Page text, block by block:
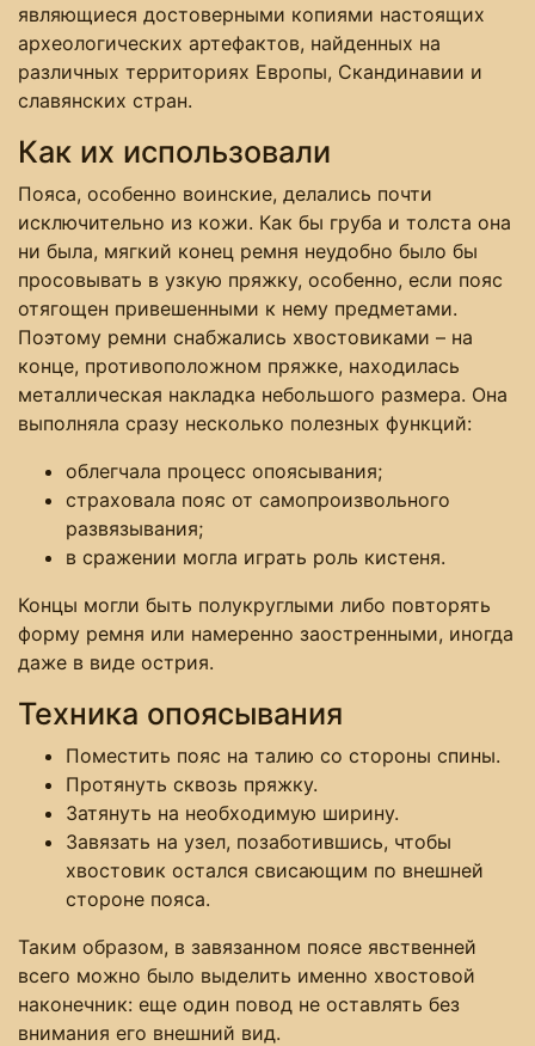
являющиеся достоверными копиями настоящих
археологических артефактов, найденных на
различных территориях Европы, Скандинавии и
славянских стран.
Как их использовали
Пояса, особенно воинские, делались почти
исключительно из кожи. Как бы груба и толста она
ни была, мягкий конец ремня неудобно было бы
просовывать в узкую пряжку, особенно, если пояс
отягощен привешенными к нему предметами.
Поэтому ремни снабжались хвостовиками – на
конце, противоположном пряжке, находилась
металлическая накладка небольшого размера. Она
выполняла сразу несколько полезных функций:
облегчала процесс опоясывания;
страховала пояс от самопроизвольного
развязывания;
в сражении могла играть роль кистеня.
Концы могли быть полукруглыми либо повторять
форму ремня или намеренно заостренными, иногда
даже в виде острия.
Техника опоясывания
Поместить пояс на талию со стороны спины.
Протянуть сквозь пряжку.
Затянуть на необходимую ширину.
Завязать на узел, позаботившись, чтобы
хвостовик остался свисающим по внешней
стороне пояса.
Таким образом, в завязанном поясе явственней
всего можно было выделить именно хвостовой
наконечник: еще один повод не оставлять без
внимания его внешний вид.